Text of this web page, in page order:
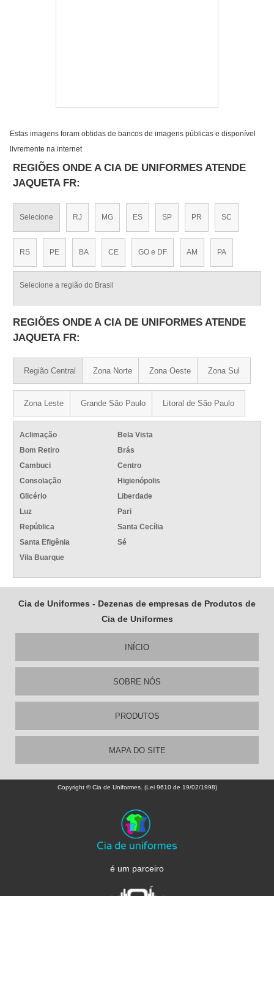
Estas imagens foram obtidas de bancos de imagens públicas e disponível
livremente na internet
REGIÕES ONDE A CIA DE UNIFORMES ATENDE
JAQUETA FR:
Selecione RJ MG ES SP PR SC
RS PE BA CE GO e DF AM PA
Selecione a região do Brasil
REGIÕES ONDE A CIA DE UNIFORMES ATENDE
JAQUETA FR:
Região Central Zona Norte Zona Oeste Zona Sul
Zona Leste Grande São Paulo Litoral de São Paulo
Aclimação
Bela Vista
Bom Retiro
Brás
Cambuci
Centro
Consolação
Higienópolis
Glicério
Liberdade
Luz
Pari
República
Santa Cecília
Santa Efigênia
Sé
Vila Buarque
Cia de Uniformes - Dezenas de empresas de Produtos de
Cia de Uniformes
INÍCIO
SOBRE NÓS
PRODUTOS
MAPA DO SITE
Copyright © Cia de Uniformes. (Lei 9610 de 19/02/1998)
é um parceiro